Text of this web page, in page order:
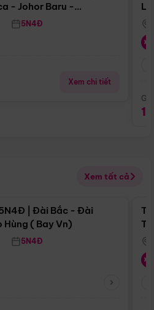
- Johor Baru -
5N4Đ
Xem chi tiết
Xem tất cả
Điểm nổi bật
| Đài Bắc - Đài
( Bay Vn)
5N4Đ